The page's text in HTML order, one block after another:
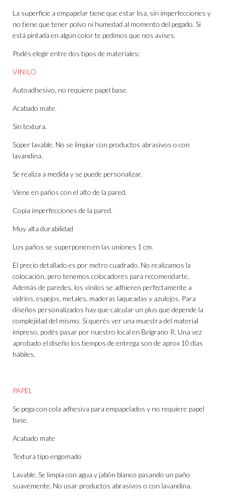
La superficie a empapelar tiene que estar lisa, sin imperfecciones y
no tiene que tener polvo ni humedad al momento del pegado. Si
está pintada en algún color te pedimos que nos avises.
Podés elegir entre dos tipos de materiales:
VINILO
Autoadhesivo, no requiere papel base.
Acabado mate.
Sin textura.
Súper lavable. No se limpiar con productos abrasivos o con
lavandina.
Se realiza a medida y se puede personalizar.
Viene en paños con el alto de la pared.
Copia imperfecciones de la pared.
Muy alta durabilidad
Los paños se superponen en las uniones 1 cm.
El precio detallado es por metro cuadrado. No realizamos la
colocación, pero tenemos colocadores para recomendarte.
Además de paredes, los vinilos se adhieren perfectamente a
vidrios, espejos, metales, maderas laqueadas y azulejos. Para
diseños personalizados hay que calcular un plus que depende la
complejidad del mismo. Si querés ver una muestra del material
impreso, podés pasar por nuestro local en Belgrano R. Una vez
aprobado el diseño los tiempos de entrega son de aprox 10 días
hábiles.
PAPEL
Se pega con cola adhesiva para empapelados y no requiere papel
base.
Acabado mate
Textura tipo engomado
Lavable. Se limpia con agua y jabón blanco pasando un paño
suavemente. No usar productos abrasivos o con lavandina.